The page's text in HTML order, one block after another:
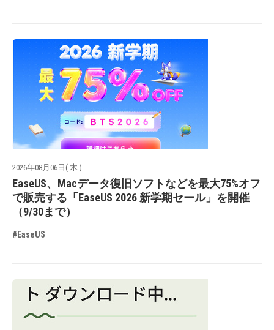
2026年08月06日( 木 )
EaseUS、Macデータ復旧ソフトなどを最大75%オフ
で販売する「EaseUS 2026 新学期セール」を開催
（9/30まで）
#EaseUS